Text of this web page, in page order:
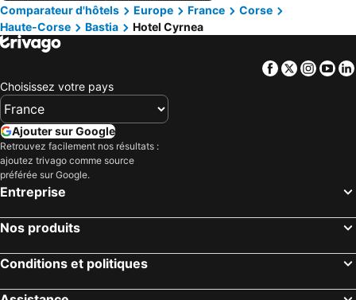
Comparateur d'hôtels
Europe France
Corse
Haute-Corse
Bastia Hotel Cyrnea
Facebook
Twitter
Choisissez votre pays
Ajouter sur Google
Retrouvez facilement nos résultats :
ajoutez trivago comme source
préférée sur Google.
Entreprise
Nos produits
Conditions et politiques